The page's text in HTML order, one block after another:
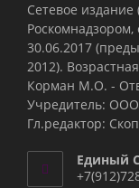
Сетевое издание
30.06.2017
2012).
Корман М.О. -
Учредитель:
Гл.редактор:
Единый